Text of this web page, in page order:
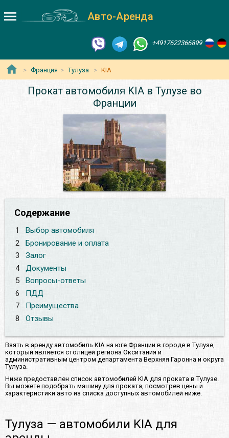
Авто-Аренда
+4917622366899
Франция Тулуза KIA
Прокат автомобиля KIA в Тулузе во
Франции
Содержание
1
Выбор автомобиля
2
Бронирование и оплата
3
Залог
4
Документы
5
Вопросы-ответы
6
ПДД
7
Преимущества
8
Отзывы
Взять в аренду автомобиль KIA на юге Франции в городе в Тулузе,
который является столицей региона Окситания и
административным центром департамента Верхняя Гаронна и округа
Тулуза.
Ниже предоставлен список автомобилей KIA для проката в Тулузе.
Вы можете подобрать машину для проката, посмотрев цены и
характеристики авто из списка доступных автомобилей ниже.
Тулуза — автомобили KIA для